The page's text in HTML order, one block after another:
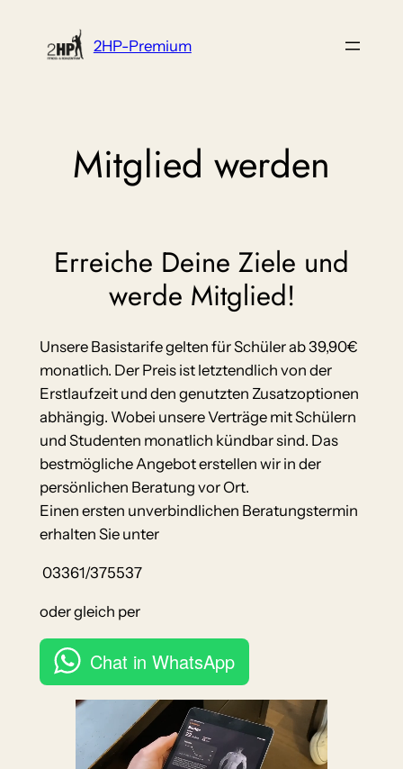
springen
2HP-Premium
Mitglied werden
Erreiche Deine Ziele und
werde Mitglied!
Unsere Basistarife gelten für Schüler ab 39,90€
monatlich. Der Preis ist letztendlich von der
Erstlaufzeit und den genutzten Zusatzoptionen
abhängig. Wobei unsere Verträge mit Schülern
und Studenten monatlich kündbar sind. Das
bestmögliche Angebot erstellen wir in der
persönlichen Beratung vor Ort.
Einen ersten unverbindlichen Beratungstermin
erhalten Sie unter
03361/375537
oder gleich per
Chat in WhatsApp